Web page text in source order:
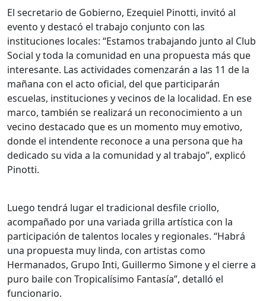
El secretario de Gobierno, Ezequiel Pinotti, invitó al
evento y destacó el trabajo conjunto con las
instituciones locales: “Estamos trabajando junto al Club
Social y toda la comunidad en una propuesta más que
interesante. Las actividades comenzarán a las 11 de la
mañana con el acto oficial, del que participarán
escuelas, instituciones y vecinos de la localidad. En ese
marco, también se realizará un reconocimiento a un
vecino destacado que es un momento muy emotivo,
donde el intendente reconoce a una persona que ha
dedicado su vida a la comunidad y al trabajo”, explicó
Pinotti.
Luego tendrá lugar el tradicional desfile criollo,
acompañado por una variada grilla artística con la
participación de talentos locales y regionales. “Habrá
una propuesta muy linda, con artistas como
Hermanados, Grupo Inti, Guillermo Simone y el cierre a
puro baile con Tropicalísimo Fantasía”, detalló el
funcionario.